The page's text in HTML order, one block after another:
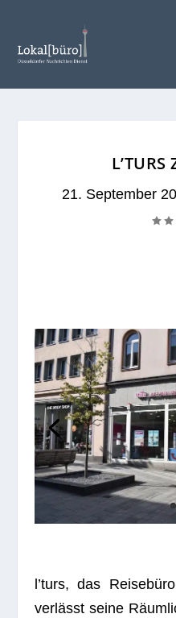
21. September
l’turs, das
ver­lässt seine